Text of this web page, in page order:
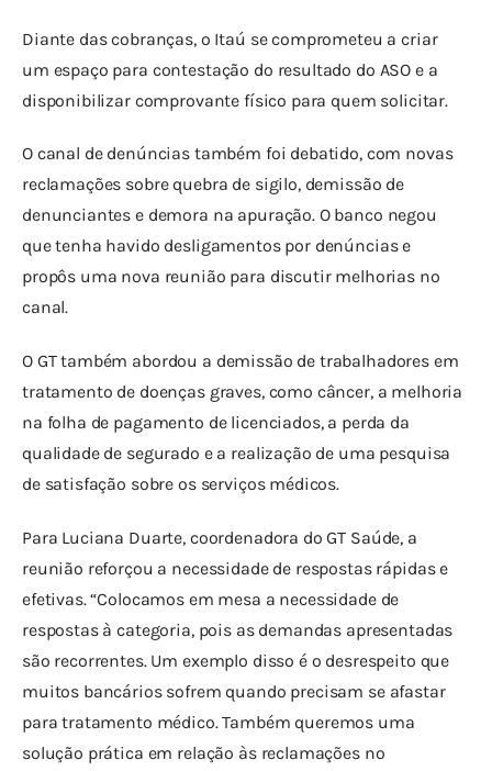
Diante das cobranças, o Itaú se comprometeu a criar
um espaço para contestação do resultado do ASO e a
disponibilizar comprovante físico para quem solicitar.
O canal de denúncias também foi debatido, com novas
reclamações sobre quebra de sigilo, demissão de
denunciantes e demora na apuração. O banco negou
que tenha havido desligamentos por denúncias e
propôs uma nova reunião para discutir melhorias no
canal.
O GT também abordou a demissão de trabalhadores em
tratamento de doenças graves, como câncer, a melhoria
na folha de pagamento de licenciados, a perda da
qualidade de segurado e a realização de uma pesquisa
de satisfação sobre os serviços médicos.
Para Luciana Duarte, coordenadora do GT Saúde, a
reunião reforçou a necessidade de respostas rápidas e
efetivas. “Colocamos em mesa a necessidade de
respostas à categoria, pois as demandas apresentadas
são recorrentes. Um exemplo disso é o desrespeito que
muitos bancários sofrem quando precisam se afastar
para tratamento médico. Também queremos uma
solução prática em relação às reclamações no